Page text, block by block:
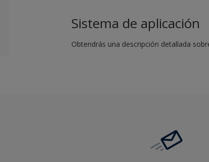
Sistema de aplicación
Obtendrás una descripción detallada